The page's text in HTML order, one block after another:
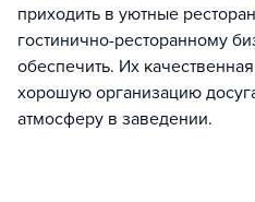
приходить в уютные
гостинично-ресторанному
обеспечить. Их
хорошую организацию
атмосферу в заведении.